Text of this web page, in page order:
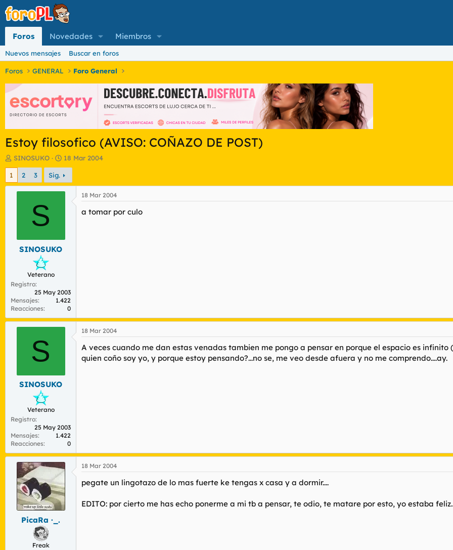
Foros Novedades Miembros
Nuevos mensajes Buscar en foros
Foros GENERAL Foro General
Estoy filosofico (AVISO: COÑAZO DE POST)
I
n
c
d
m
SINOSUKO
F
e
c
h
a
i
18 Mar 2004
1 2 3 Sig.
S
SINOSUKO
Veterano
Registro
25 May 2003
Mensajes
1.422
Reacciones
0
18 Mar 2004
a tomar por culo
S
SINOSUKO
Veterano
Registro
25 May 2003
Mensajes
1.422
Reacciones
0
18 Mar 2004
A veces cuando me dan estas venadas tambien me pongo a pensar en porque el espacio es
quien coño soy yo, y porque estoy pensando?...no se, me veo desde afuera y no me comprendo....ay.
PicaRa ·_.
Freak
18 Mar 2004
pegate un lingotazo de lo mas fuerte ke tengas x casa y a dormir....
EDITO: por cierto me has echo ponerme a mi tb a pensar, te odio, te matare por esto, yo estaba